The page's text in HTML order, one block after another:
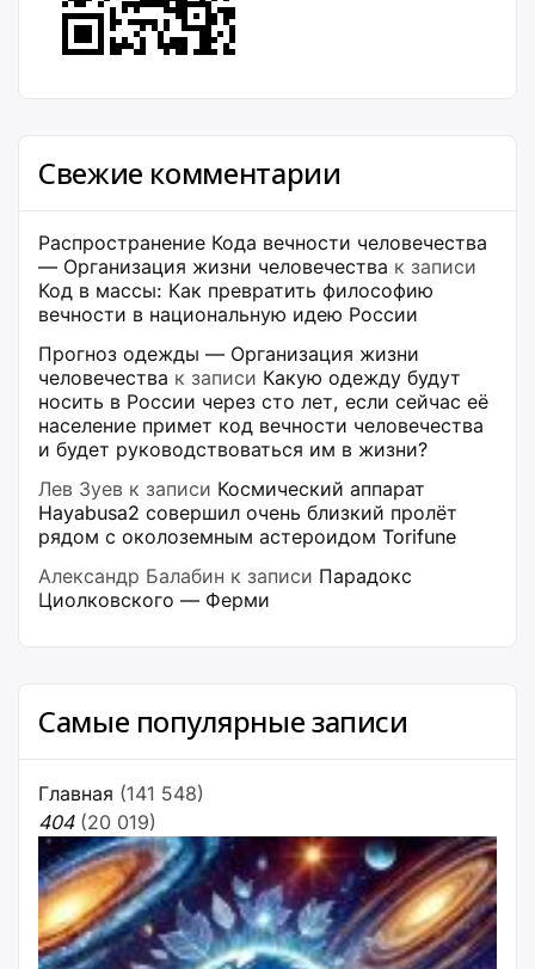
Свежие комментарии
Распространение Кода вечности человечества
— Организация жизни человечества к записи
Код в массы: Как превратить философию
вечности в национальную идею России
Прогноз одежды — Организация жизни
человечества к записи Какую одежду будут
носить в России через сто лет, если сейчас её
население примет код вечности человечества
и будет руководствоваться им в жизни?
Лев Зуев к записи Космический аппарат
Hayabusa2 совершил очень близкий пролёт
рядом с околоземным астероидом Torifune
Александр Балабин к записи Парадокс
Циолковского — Ферми
Самые популярные записи
Главная (141 548)
404 (20 019)